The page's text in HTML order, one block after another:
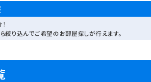
絞り込んでご希望のお部屋探しが行えます。